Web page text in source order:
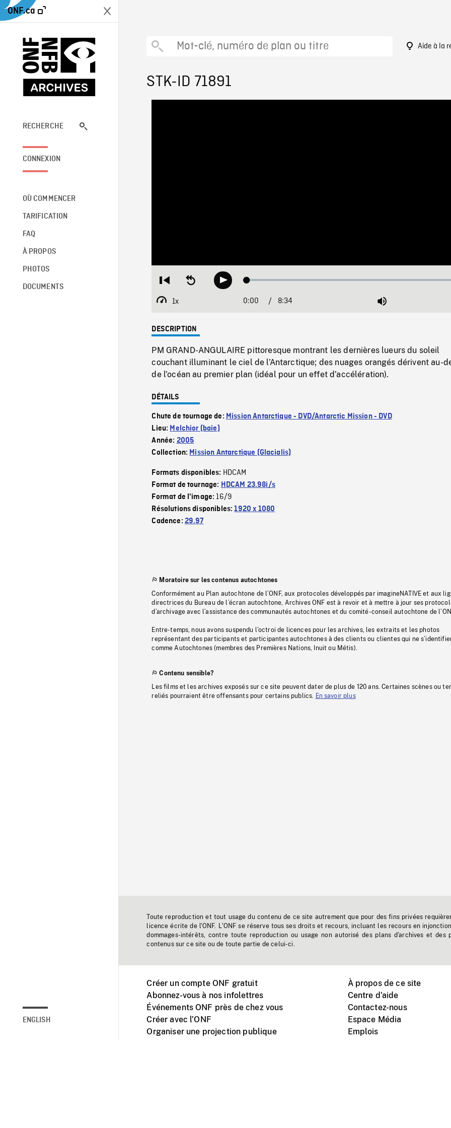
ONF.ca
RECHERCHE
CONNEXION
OÙ COMMENCER
TARIFICATION
FAQ
À PROPOS
PHOTOS
DOCUMENTS
ENGLISH
Aide à la
STK-ID 71891
Restart
beginning
Seek
backwardPlay Loaded:
1x
Playback
Current
0:00 / 8:34 Mute
DESCRIPTION
PM GRAND-ANGULAIRE pittoresque montrant les dernières lueurs du soleil
couchant illuminant le ciel de l’Antarctique; des nuages orangés dérivent au-
de l’océan au premier plan (idéal pour un effet d’accélération).
DÉTAILS
Chute de tournage de: Mission Antarctique - DVD/Antarctic Mission - DVD
Lieu: Melchior (baie)
Année: 2005
Collection: Mission Antarctique (Glacialis)
Formats disponibles: HDCAM
Format de tournage: HDCAM 23.98i/s
Format de l'image:16/9
Résolutions disponibles:1920 x 1080
Cadence: 29.97
Moratoire sur les contenus autochtones
Conformément au Plan autochtone de l’ONF, aux protocoles développés par imagineNATIVE et aux
directrices du Bureau de l’écran autochtone, Archives ONF est à revoir et à mettre à jour ses
d’archivage avec l’assistance des communautés autochtones et du comité-conseil autochtone de
Entre-temps, nous avons suspendu l’octroi de licences pour les archives, les extraits et les photos
représentant des participants et participantes autochtones à des clients ou clientes qui ne
comme Autochtones (membres des Premières Nations, Inuit ou Métis).
Contenu sensible?
Les films et les archives exposés sur ce site peuvent dater de plus de 120 ans. Certaines scènes ou
reliés pourraient être offensants pour certains publics.
En savoir plus
Toute reproduction et tout usage du contenu de ce site autrement que pour des fins privées
licence écrite de l'ONF. L'ONF se réserve tous ses droits et recours, incluant les recours en
dommages-intérêts, contre toute reproduction ou usage non autorisé des plans d'archives et des
contenus sur ce site ou de toute partie de celui-ci.
Créer un compte ONF gratuit
Abonnez-vous à nos infolettres
Événements ONF près de chez vous
Créer avec l’ONF
Organiser une projection publique
À propos de ce site
Centre d'aide
Contactez-nous
Espace Média
Emplois